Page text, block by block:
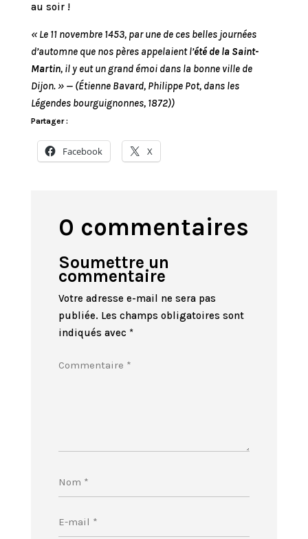
au soir !
« Le 11 novembre 1453, par une de ces belles journées
d’automne que nos pères appelaient l’été de la Saint-
Martin, il y eut un grand émoi dans la bonne ville de
Dijon. » — (Étienne Bavard, Philippe Pot, dans les
Légendes bourguignonnes, 1872))
Partager :
Facebook X
0 commentaires
Soumettre un
commentaire
Votre adresse e-mail ne sera pas
publiée. Les champs obligatoires sont
indiqués avec *